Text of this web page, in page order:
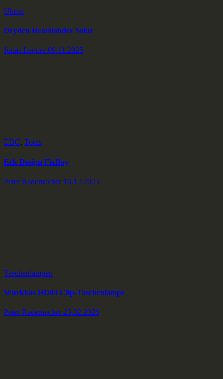
Uhren
Dryden Heartlander Solar
Jonas Lepore 09.11.2025
EDC, Tools
Eck Design FixBoy
Peter Rademacher 16.12.2025
Taschenlampen
Wurkkos HD03 Clip-Taschenlampe
Peter Rademacher 23.02.2026